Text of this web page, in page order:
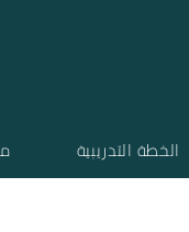
الخطة التدريبية